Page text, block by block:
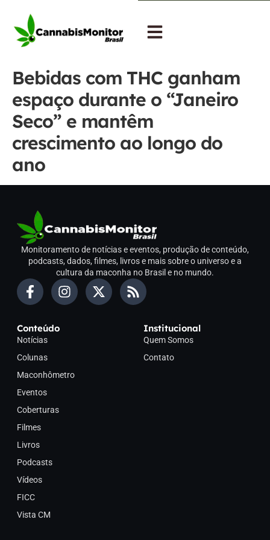
Bebidas com THC ganham
espaço durante o “Janeiro
Seco” e mantêm
crescimento ao longo do
ano
Monitoramento de notícias e eventos, produção de conteúdo,
podcasts, dados, filmes, livros e mais sobre o universo e a
cultura da maconha no Brasil e no mundo.
Conteúdo
Notícias
Colunas
Maconhômetro
Eventos
Coberturas
Filmes
Livros
Podcasts
Vídeos
FICC
Vista CM
Institucional
Quem Somos
Contato